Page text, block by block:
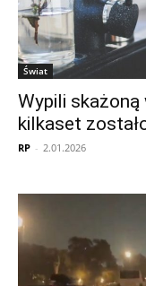
Świat
Wypili skażoną
kilkaset
RP - 2.01.2026